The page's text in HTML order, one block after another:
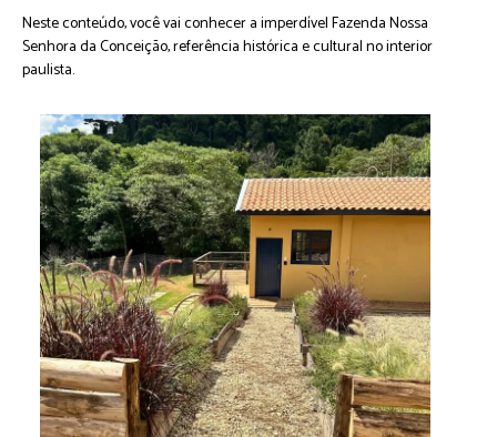
Neste conteúdo, você vai conhecer a imperdível Fazenda Nossa
Senhora da Conceição, referência histórica e cultural no interior
paulista.